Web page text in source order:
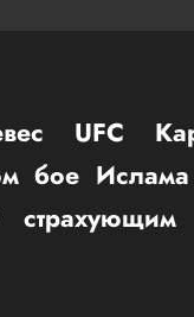
UFC
бое